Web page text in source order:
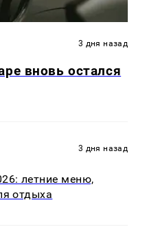
3 дня назад
вновь остался
3 дня назад
летние меню,
отдыха